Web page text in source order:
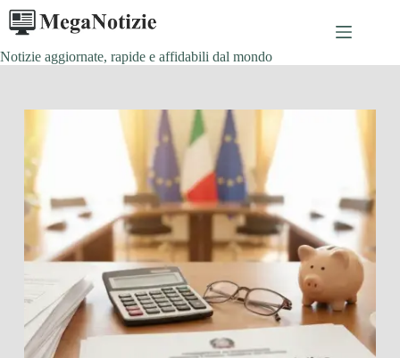
Salta
contenuto
Notizie aggiornate, rapide e affidabili dal mondo